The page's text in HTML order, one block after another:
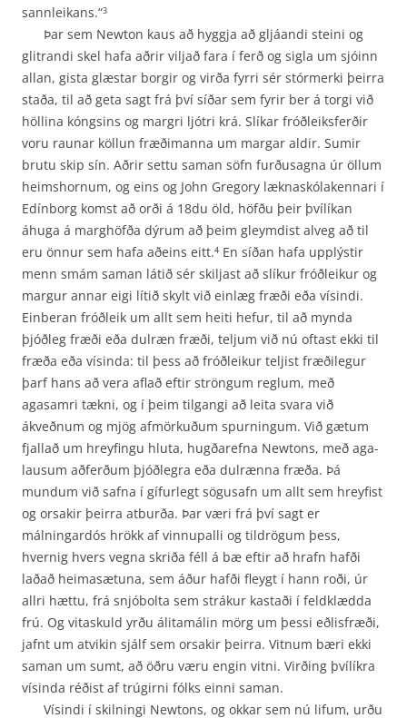
sannleikans.“3
Þar sem Newton kaus að hyggja að gljáandi steini og
glitrandi skel hafa aðrir viljað fara í ferð og sigla um sjóinn
allan, gista glæstar borgir og virða fyrri sér stórmerki þeirra
staða, til að geta sagt frá því síðar sem fyrir ber á torgi við
höllina kóngsins og margri ljótri krá. Slíkar fróðleiksferðir
voru raunar köllun fræðimanna um margar aldir. Sumir
brutu skip sín. Aðrir settu saman söfn furðusagna úr öllum
heimshornum, og eins og John Gregory læknaskólakennari í
Edínborg komst að orði á 18du öld, höfðu þeir þvílíkan
áhuga á marghöfða dýrum að þeim gleymdist alveg að til
eru önnur sem hafa aðeins eitt.4 En síðan hafa upplýstir
menn smám saman látið sér skiljast að slíkur fróðleikur og
margur annar eigi lítið skylt við einlæg fræði eða vísindi.
Einberan fróðleik um allt sem heiti hefur, til að mynda
þjóðleg fræði eða dulræn fræði, teljum við nú oftast ekki til
fræða eða vísinda: til þess að fróðleikur teljist fræðilegur
þarf hans að vera aflað eftir ströngum reglum, með
agasamri tækni, og í þeim tilgangi að leita svara við
ákveðnum og mjög afmörkuðum spurningum. Við gætum
fjallað um hreyfingu hluta, hugðarefna Newtons, með aga­
lausum aðferðum þjóðlegra eða dulrænna fræða. Þá
mundum við safna í gífurlegt sögusafn um allt sem hreyfist
og orsakir þeirra atburða. Þar væri frá því sagt er
málningardós hrökk af vinnu­palli og tildrögum þess,
hvernig hvers vegna skriða féll á bæ eftir að hrafn hafði
laðað heima­sætuna, sem áður hafði fleygt í hann roði, úr
allri hættu, frá snjóbolta sem strákur kastaði í feld­klædda
frú. Og vitaskuld yrðu álitamálin mörg um þessi eðlisfræði,
jafnt um atvikin sjálf sem or­sakir þeirra. Vitnum bæri ekki
saman um sumt, að öðru væru engin vitni. Virðing þvílíkra
vísinda réðist af trúgirni fólks einni saman.
Vísindi í skilningi Newtons, og okkar sem nú lifum, urðu